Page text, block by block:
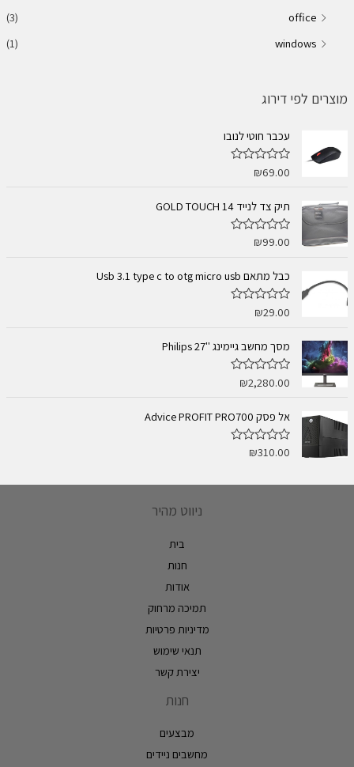
office
(3)
windows
(1)
מוצרים לפי דירוג
עכבר חוטי לנובו
ד
ג
מ
ת
ו
₪69.00
תיק צד לנייד 14 GOLD TOUCH
ד
ג
מ
ת
ו
₪99.00
כבל מתאם Usb 3.1 type c to otg micro usb
ד
ג
0
מ
ת
ו
₪29.00
מסך מחשב גיימינג ''Philips 27
ד
ג
מ
ת
ו
₪2,280.00
אל פסק Advice PROFIT PRO700
ד
ג
₪310.00
ניווט מהיר
בית
חנות
אודות
תמיכה מרחוק
מדיניות פרטיות
תנאי שימוש
יצירת קשר
חנות
מבצעים
מחשבים ניידים